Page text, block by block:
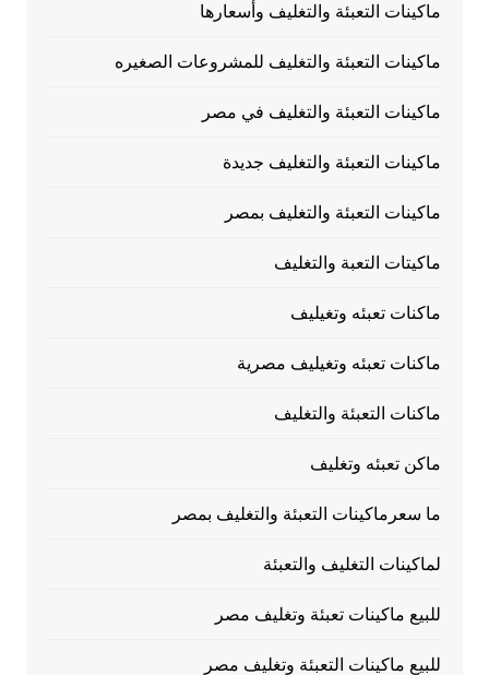
ماكينات التعبئة والتغليف وأسعارها
ماكينات التعبئة والتغليف للمشروعات الصغيره
ماكينات التعبئة والتغليف في مصر
ماكينات التعبئة والتغليف جديدة
ماكينات التعبئة والتغليف بمصر
ماكيتات التعبة والتغليف
ماكنات تعبئه وتغيليف
ماكنات تعبئه وتغيليف مصرية
ماكنات التعبئة والتغليف
ماكن تعبئه وتغليف
ما سعرماكينات التعبئة والتغليف بمصر
لماكينات التغليف والتعبئة
للبيع ماكينات تعبئة وتغليف مصر
للبيع ماكينات التعبئة وتغليف مصر